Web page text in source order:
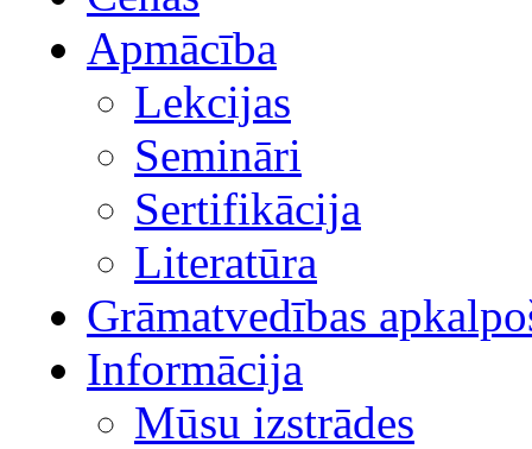
Apmācība
Lekcijas
Semināri
Sertifikācija
Literatūra
Grāmatvedības
Informācija
Mūsu izstrādes